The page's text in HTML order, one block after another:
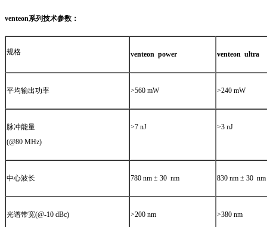
venteon系列技术参数：
规格 venteon power venteon ultra
平均输出功率 >560 mW >240 mW
脉冲能量
(@80 MHz)
>7 nJ >3 nJ
中心波长 780 nm ± 30 nm 830 nm ± 30 nm
光谱带宽(@-10 dBc) >200 nm >380 nm